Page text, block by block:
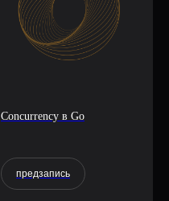
Concurrency в Go
предзапись